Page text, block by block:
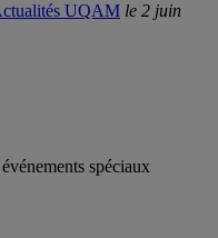
UQAM le 2 juin
spéciaux